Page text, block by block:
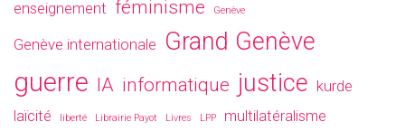
enseignement féminisme Genève
Genève internationale Grand Genève
guerre IA informatique justice kurde
laïcité
liberté Librairie Payot Livres LPP multilatéralisme